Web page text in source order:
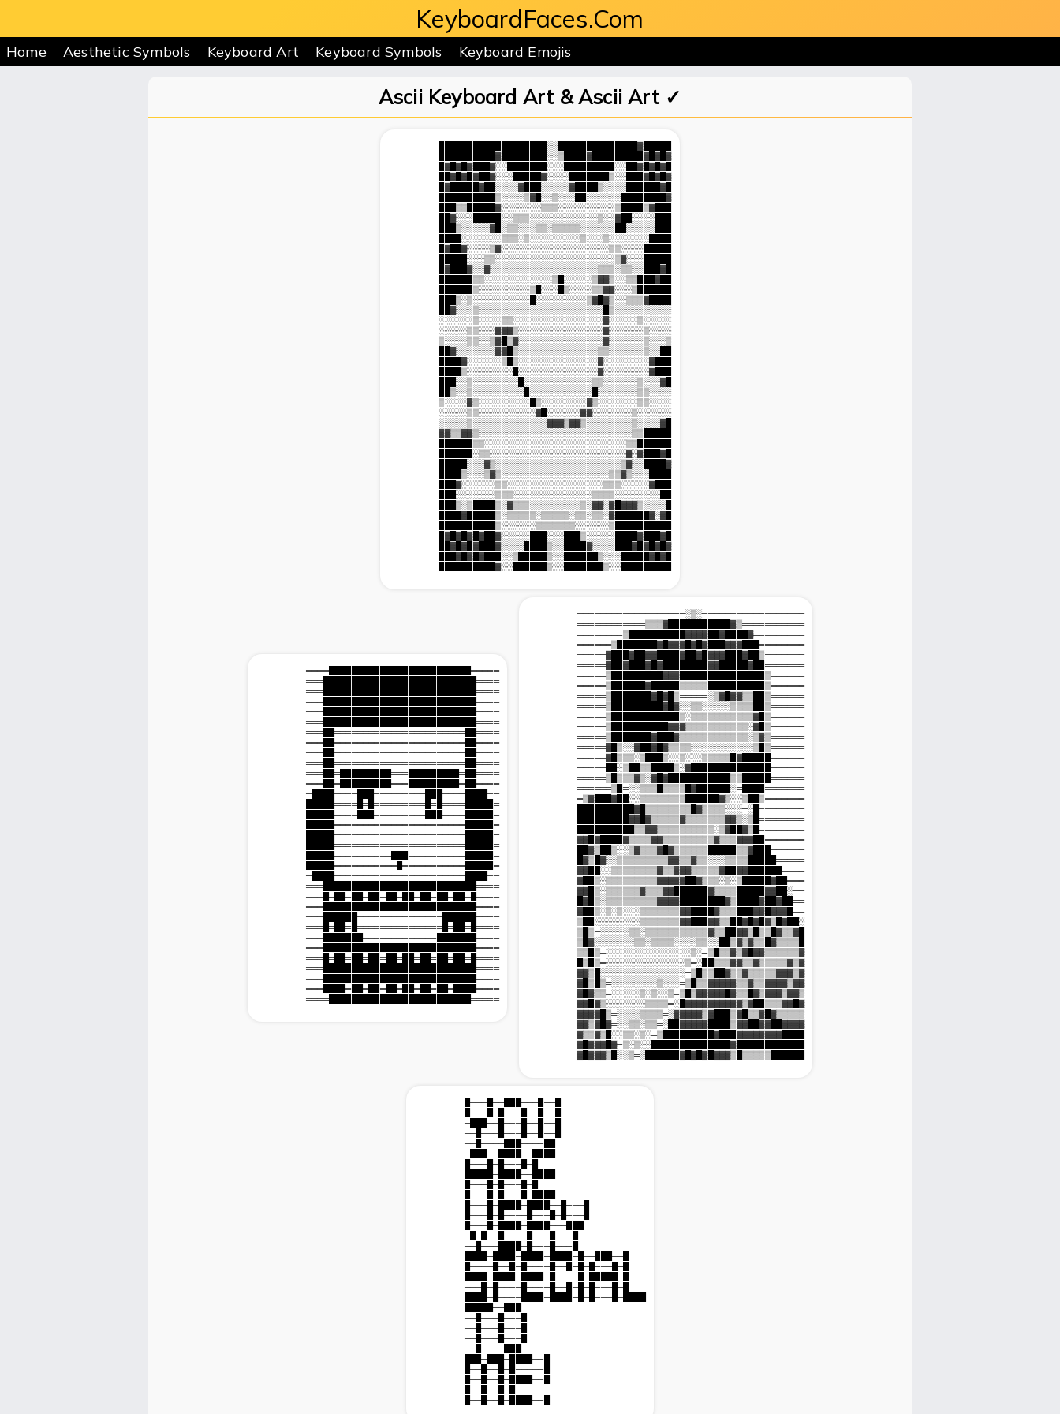
KeyboardFaces.Com
Home Aesthetic Symbols Keyboard Art Keyboard Symbols Keyboard Emojis
Ascii Keyboard Art & Ascii Art ✓
                    ███████████████████░░██████████████▓█████
                    ██████████▓████████░░▒████▓█████████▓█▓█▓
                    █▓█▓█▓███▓░░███████░░░█████████░░██▓█▓█▓█
                    ██▓█▓█▓██▓░░░█████▓░░░░███████▒░░███▓█▓█▓
                    █▓█████▓██░░░░▓███░░░░░▓████▒░░░░██████▓█
                    ██████████▒░░░░▒▓█░░▒░░░██░░░░░░████████▓
                    ███▒▒█████▓░░░░░░░▒▒▒░░░░░░░░░░▒████▒▓███
                    ██▓░░░█████░░▒▒▒░░░░░░░░░░░░▒░░▓██░░░░███
                    ███▒░░░░░▓█░▒▒░░░▒▒░▒▒▒▒▒░░░░░░██░░░░░███
                    ████░░░░░░░▒▒▒░▒░░░░░░░░░▒░░░▒░░░░░░░████
                    █▓██▓░░░░▒▓░░░░░░░░░░░░░░░░░░░▒▒░░░░█████
                    █████░░░▒▒░░░░░░░░░░░░░░░░░░░░░▒▓░░░█████
                    █▓███▓░░▓░░░░░░░░░░░░░░░░░░░▒▒▒░▒▒░░███▓█
                    ██████▒▒░░░░░░░░░░░░▒█░░░░░▒▓▓▒░░▒▒███▓██
                    ██████▒░░░░░░░░░▒█░░░█▒░░░░▒▒▓▓░░░▒██████
                    ███▒░▒░░░░░░░░░░█░░░░░░░░░▒▓█▓▒░░▒▒▒▓████
                    ██▓░░░▒░░░░░░░░░░░░░░░░░░░░░░█▒░░░░░░░░░░
                    ░░░░░░▒░░░░▒▒░░░░░░░░░░░░░░░░▓░░░░░▒░░░░░
                    ░░░░░▒▒░░░▓▓▓▒░░░░░░░░░░░░░░░▓░░░░░░▒░░░░
                    ▒░░░░▒▒░░▒▓█▒▓░░░░░░░░░░░░░░░▓░░░░░░▒░░░▒
                    ██▓░░░░░░░▓▓█▒░░░░░░░░░░░░░░▒▒░░░░░░▒░░██
                    ████▓░░░░░░▒█▒░░░░░░░░░░░░░░▓░░░░░░░░▓███
                    ████▒░░░░░░░░█░░░░░░░░░░░░░░▓░░░░░░░░▓███
                    ███░░▒░░░░░░░░█░░░░░░░░░░░░▒▒░░░░░░▒░░░▓█
                    ██▒░░▒░░░░░░░░░█░░░░░░░░░░░█░░░░░░░▒▒░░░░
                    ▒░░░░▓▒░░░░░░░░░█▒░░░░░░░░▓▒░░░░░░░▒▒░░░░
                    ░░░░░▒▒░░░░░░░░░░▓█░░░░░░▓▓░░░░░░░▒░░░░░░
                    ░░░░░▒░░░░░░░░░░░░░▓▓▓▒▓▓▒░░░░░░░░▒░░░░▓█
                    ▓▓▒▒▓▓▒░░░░░░░░░░░░░░░░░░░░░░░░░░░▒▒█████
                    ██████▒▒░░░░░░░░░░░░░░░░░░░░░░░░░▒▒██████
                    ██████░▒▒░░░░░░░░░░░░░░░░░░░░░░░░▓░▓███▓█
                    █████░░░▓▒░░░░░░░░░░░░░░░░░░░░░░▒▓░░████▓
                    ████▒░░░▒▓▒░░░░░░░░░░░░░░░░░░░▒▒▓▒░░░████
                    ███▓░░░░░░▒▒░░░░░░░░░░░░░░░░░▒▒▒░░░░░▓███
                    ███░░░░░░░▒▒▒░░░░░░░░░░░░░░▒▒▒▒░░░░░░░░██
                    ███▒░▒████▒░▓▒▒▒░░░░░░░░░▒░▓▓░▓█▓▓▓▒░░░░█
                    ████▓█████▒░▒▒▒▒▒░▒▒▒▒▒░▒▒░▒▒░▓██████▓░▓█
                    ██████████▒░░░░░░▒▒▒▒▒▒▒░░░░░░▒██████████
                    █▓█▓█▓█▓██▓░░░░░███░░░███▒░░░░░████▓███▓█
                    ██▓█▓█▓███▓░░░░████▒░░████▓░░░░███▓█▓█▓█▓
                    ███▓█▓█▓███░░▒█████▒░░██████▒░░░█████▓█▓█
                    ██████████▓░░██████▒░░███████▒░░█████████
                    ════█████████████████████████═════
                    ═══███████████████████████████════
                    ═══███████████████████████████════
                    ═══███████████████████████████════
                    ═══███████████████████████████════
                    ═══███████████████████████████════
                    ═══██═══════════════════════██════
                    ═══██═══════════════════════██════
                    ═══██═══════════════════════██════
                    ═══██═══════════════════════██════
                    ═══██═█████████═══█████████═██════
                    ═══██═█████████═══█████████═██════
                    ═████════███═════════███════████══
                    █████════█═█═════════█═█════█████═
                    █████════███═════════███════█████═
                    █████═══════════════════════█████═
                    █████═══════════════════════█████═
                    █████═══════════════════════█████═
                    █████══════════███══════════█████═
                    █████═══════════█═══════════█████═
                    ═████═══════════════════════████══
                    ═══███████████████████████████════
                    ═══█═██═██═██═██═██═██═██═██═█════
                    ═══███████████████████████████════
                    ═══██████═══════════════██████════
                    ═══█═██═█═══════════════█═██═█════
                    ═══███████═════════════███████════
                    ═══███████████████████████████════
                    ═══█═██═██═██═██═██═██═██═██═█════
                    ═══███████████████████████████════
                    ═══███████████████████████████════
                    ═══████═██═██═██═██═██═██═████════
                    ════█████████████████████████═════
                    ═══════════════════░▒░══════════════════
                    ════════════▒▒▒▓███████████▓▒═══════════
                    ════════▒██████████▓▓▓▓██▓████▓═════════
                    ══════▒███████▓█▓▓▓█▓█▓███▓▓▓███════════
                    ═════▓███▓██▓▓████▓██▓█▓▓▓███▓██▒═══════
                    ═════▓██▓███▓█▓████████▓▓█████▓██═══════
                    ═════▒█████████▓▓▓███████████████▒══════
                    ═════▒██████▓█████▒▒▒▒▒██████████▒══════
                    ═════▒███████▓█▓█▒═════░▒▓█▓▓▒▒██▒══════
                    ═════▒█████████▓█▓░░▒▒░░░░░▒▒▒▒██▒══════
                    ═════▒████████████▒░▒▒▒▒▒▒▒▒▒▒▒▓█▒══════
                    ═════▒██████████▓▓▓▒▒▒▒▒▒▒▒▒▒▒░▓█▒══════
                    ═════▒███████▓███▓▒▒▒▒▒▒▒▒▒▒▒▒░▒▓▒══════
                    ═════▓█▒░░▓██▓█▓▒▒▒▒░░░░░░░░░░░▒█▒══════
                    ═════▓█▒▒▒░▒███▒░░▒░░░▒▒▒▒▒█▓█████══════
                    ═════██░▒██▒▒████▒░▓██████████████══════
                    ═════▒█▒▒▒▓▒░▓█▓███████████▒▒█████══════
                    ══════▒█═░░▒▒▒█▒▒▒▒█▓██████░═████═══════
                    ═▒▓███▓██░░▒▒▒▒▒▒▒▒██████▓▒░░▒██▒═══════
                    ██████████▓█▒▒▒▒▒▒▒▒█▓▒▒▒▒░░░═░█════════
                    █████████▓▓█▓▒▒▒▒▒▓▒▒▒▒▒▒▒▓▓▒░▒█════════
                    ██████████▒▒▓▓▒▒▒▒▒▒▒▒▒▒░▒▓██▓▒█════════
                    ▓▓█▓████▓▒▒▒▒▓▓▒▒▒▒▒▒▒▒▒▓▒▒▒▓▓▓██═══════
                    ██▓▒██▒░░▒▓▒▒▒▓█▓▒▒▒▒▒▒█████▒▒▓███══════
                    █▓▒█▓░░▒▒▒▒▒▒▒▒▒▓▓▒▒▓▒▒░░░▒▒▒▒█████═════
                    ▓▓██░░▒▒▒▒▒▒▒▒▓▒▒▓▓▓▒▒▒▒▒▓██▓▓██████════
                    ▓██▒░▒▒▒▒▒▒▒▒▒▓▓▓▓▓██▓▒▒▒░▒░▒█████▓██═══
                    ▓▓█▒░▒▒▒▒▒▒▓▒▒▒▓▓██████▓▒▒▒▒█████▓▓██░══
                    █▓█▒░▒▒▒▒▒▒▒▒▒▓▓▓▓████████▓▒████▓██▓██══
                    ▓██▒░▒░▒░░░▒▒▒▒▒▒▒▓▓████▓▒▒▒███▓▓█▓▓▓█══
                    ▒██░░░░░░░░▒▒▒▒▒▒▒▓▓███▓▓▒▒██▓█▓█▓▒█▓██░
                    ▒█▒═░░░░░▒▒░▒▒▒▒▒▒▒▒▒▒▒▓▒▒██▓▓▒█▒▒█▓▒▒▓█
                    ▒█▓░░░░░░░▒▒░▒▒▒▒░░░░▒▒░░██▒▓▒▓▒▒█▓▒▒▒▒█
                    ▒▒█▒═░░░░░░░░░░░░░░░▒░═▒█▒▒▓▒▓█▓▓▒▒▒▒▒▒▓
                    █▒█▒═░░░░░░░░░░░░░░▒═░██▒▒▒▓▓▒▒▓▒▒▒▒▒▓▒▓
                    ▓▓▒█░░░░░░░░░░░░░░░═▒█▒▒██▓▒▒▓▒▒▒▒▒▓▓▓▒▓
                    ▓█▒█▒═░░░░░░░░▒░░░═▒█▒▒▓▓▓▓▓▒▒▓▒▒▓▓▓▓▒▓▓
                    ▓█▓▒▒═░░░░░▒░▒░░▒═▒█▒▓▓▓▓▓█▓▒▒█▓▒▓▓▓▒▓▓▒
                    ▓▓█▓▒░░░░░░░▒▒▒▒═░█▓▓▓▓▓▓▓▓▓▓▒▓██▒▒▒▓▓█▓
                    ▓▓▓▓█▒═░░░░▒▒▒▒═░▓▓▓▓▓▒▓███▒▓█▒▒▓█▓▒▒▒▒▒
                    ▓▓▒▓█▓═░░▒▒░▒▒═░██▓▓▓▓▓████▒▓▓██▓▓██▓▓▓▓
                    ▓▒▒▓▒█░░▒▒░▒░═▒█████████▓███▓▓▓▓▓▓▓▓████
                    ▓█▓▓▓█▓═▒░▒░░██████████████▓████████████
                    ▓█▓▓▓▒█░░▒═░██████▓█▓█▓█▓▓▓▒█▒▒▒▒▒██████
                    █───█──███───█──█
                    █───█─█───█──█──█
                    ─███──█───█──█──█
                    ──█───█───█──█──█
                    ──█────███────██
                    ─███──████──████
                    █───█─█───█─█
                    █████─████──████
                    █───█─█───█─█
                    █───█─█───█─████
                    █───█─████─████──█───█
                    █───█─█────█───█─█───█
                    █───█─████─████───███
                    ─█─█──█────█───█───█
                    ──█───████─█───█───█
                    ████─████─████─████─█──███──█
                    █────█──█─█────█──█─█─█───█─█
                    ████─████─████─█────█─█████─█
                    ───█─█────█────█──█─█─█───█─█
                    ████─█────████─████─█─█───█─████
                    █████──███
                    ──█───█───█
                    ──█───█───█
                    ──█───█───█
                    ──█────███
                    ███─███─████──█
                    █──█──█─█─────█
                    █──█──█─████──█
                    █──█──█─█
                    █──█──█─████──█